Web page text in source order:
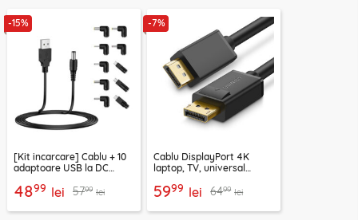
-15%
[Kit incarcare] Cablu + 10
adaptoare USB la DC
AC21, negru
4899 lei 5799 lei
-7%
Cablu DisplayPort 4K
laptop, TV, universal
5999 lei 6499 lei